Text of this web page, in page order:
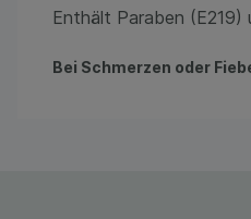
Enthält Paraben (E219)
Bei Schmerzen oder